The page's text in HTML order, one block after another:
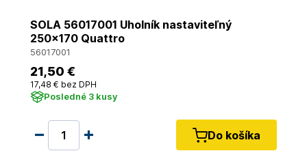
SOLA 56017001 Uholník nastaviteľný
250x170 Quattro
56017001
21,50 €
17,48 € bez DPH
Posledné 3 kusy
Do košíka